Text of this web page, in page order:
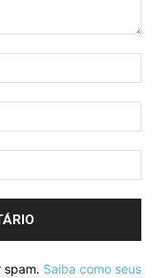
spam. Saiba como seus